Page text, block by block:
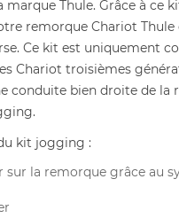
marque Thule. Grâce à ce
remorque Chariot Thule
Ce kit est uniquement
Chariot troisièmes
conduite bien droite de la
kit jogging :
sur la remorque grâce au